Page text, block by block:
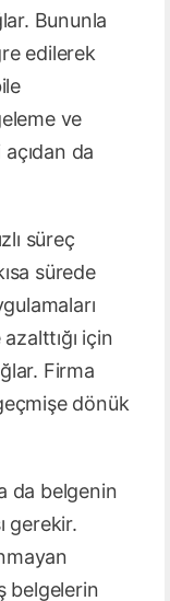
Bununla
edilerek
ve
da
süreç
sürede
için
Firma
dönük
da belgenin
gerekir.
belgelerin